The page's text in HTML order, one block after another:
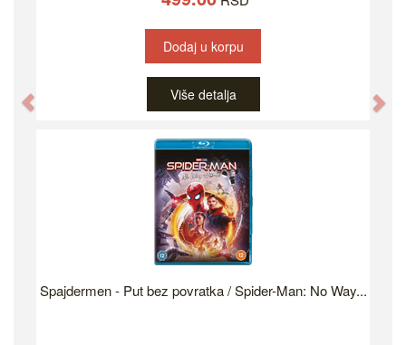
Dodaj u korpu
Više detalja
Spajdermen - Put bez povratka / Spider-Man: No Way...